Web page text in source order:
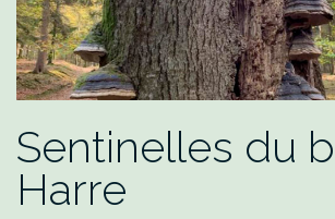
Sentinelles du
Harre